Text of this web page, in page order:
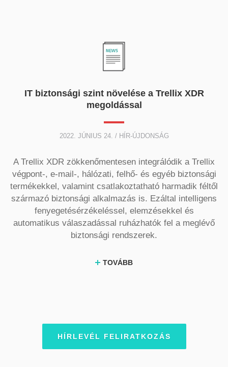
IT biztonsági szint növelése a Trellix XDR
megoldással
2022. JÚNIUS 24. / HÍR-ÚJDONSÁG
A Trellix XDR zökkenőmentesen integrálódik a Trellix
végpont-, e-mail-, hálózati, felhő- és egyéb biztonsági
termékekkel, valamint csatlakoztatható harmadik féltől
származó biztonsági alkalmazás is. Ezáltal intelligens
fenyegetésérzékeléssel, elemzésekkel és
automatikus válaszadással ruházhatók fel a meglévő
biztonsági rendszerek.
TOVÁBB
HÍRLEVÉL FELIRATKOZÁS